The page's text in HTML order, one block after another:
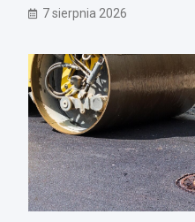
7 sierpnia 2026